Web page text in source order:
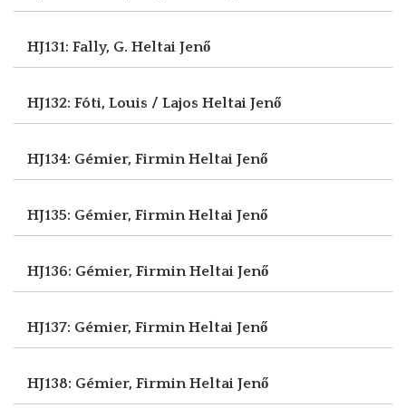
HJ131: Fally, G. Heltai Jenő
HJ132: Fóti, Louis / Lajos Heltai Jenő
HJ134: Gémier, FirminHeltai Jenő
HJ135: Gémier, FirminHeltai Jenő
HJ136: Gémier, FirminHeltai Jenő
HJ137: Gémier, FirminHeltai Jenő
HJ138: Gémier, FirminHeltai Jenő